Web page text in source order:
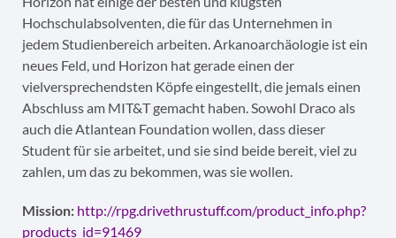
Hochschulabsolventen, die für das Unternehmen in
jedem Studienbereich arbeiten. Arkanoarchäologie ist ein
neues Feld, und Horizon hat gerade einen der
vielversprechendsten Köpfe eingestellt, die jemals einen
Abschluss am MIT&T gemacht haben. Sowohl Draco als
auch die Atlantean Foundation wollen, dass dieser
Student für sie arbeitet, und sie sind beide bereit, viel zu
zahlen, um das zu bekommen, was sie wollen.
Mission: http://rpg.drivethrustuff.com/product_info.php?
products_id=91469